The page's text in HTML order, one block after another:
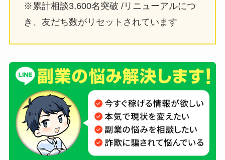
※累計相談3,600名突破 /リニューアルにつ
き、友だち数がリセットされています